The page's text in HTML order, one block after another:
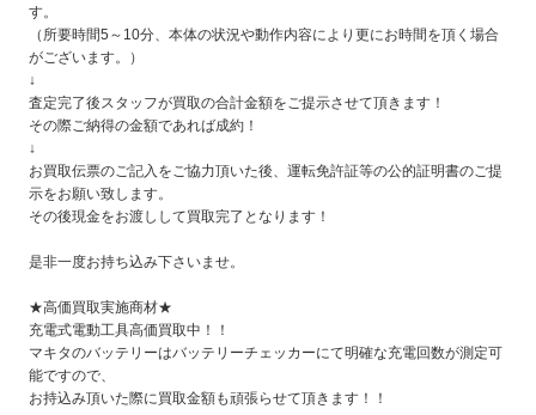
す。
（所要時間5～10分、本体の状況や動作内容により更にお時間を頂く場合
がございます。）
↓
査定完了後スタッフが買取の合計金額をご提示させて頂きます！
その際ご納得の金額であれば成約！
↓
お買取伝票のご記入をご協力頂いた後、運転免許証等の公的証明書のご提
示をお願い致します。
その後現金をお渡しして買取完了となります！
是非一度お持ち込み下さいませ。
★高価買取実施商材★
充電式電動工具高価買取中！！
マキタのバッテリーはバッテリーチェッカーにて明確な充電回数が測定可
能ですので、
お持込み頂いた際に買取金額も頑張らせて頂きます！！